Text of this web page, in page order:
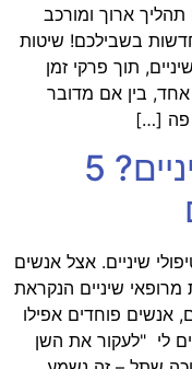
ארוך ומורכב
בשבילכם! שיטות
תוך פרקי זמן
אחד, בין אם מדובר
פה […]
פוחדים מהשתלת שיניים? 5
שיניים. אצל אנשים
שיניים הנקראת
אנשים פוחדים אפילו
לי "לעקור את השן